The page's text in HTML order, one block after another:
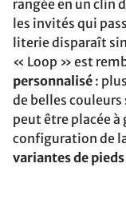
rangée en un clin
les invités qui
literie disparaît
« Loop » est
personnalisé :
de belles
peut être placée à
configuration de
variantes de pieds